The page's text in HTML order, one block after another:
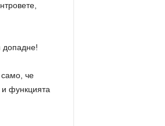
допадне!
че
и функцията